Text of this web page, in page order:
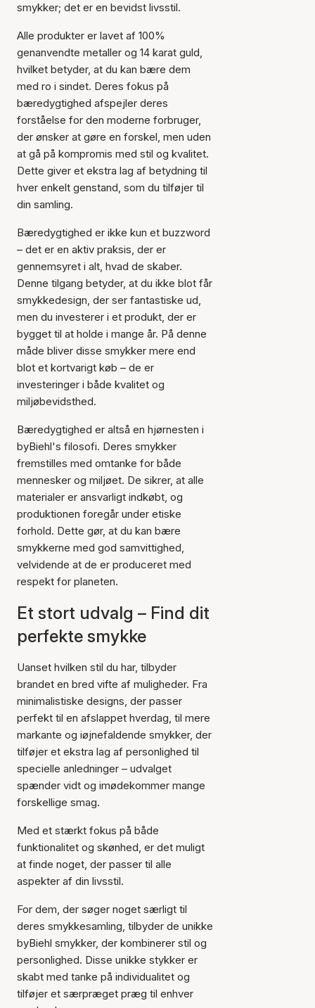
smykker; det er en bevidst livsstil.
Alle produkter er lavet af 100%
genanvendte metaller og 14 karat guld,
hvilket betyder, at du kan bære dem
med ro i sindet. Deres fokus på
bæredygtighed afspejler deres
forståelse for den moderne forbruger,
der ønsker at gøre en forskel, men uden
at gå på kompromis med stil og kvalitet.
Dette giver et ekstra lag af betydning til
hver enkelt genstand, som du tilføjer til
din samling.
Bæredygtighed er ikke kun et buzzword
– det er en aktiv praksis, der er
gennemsyret i alt, hvad de skaber.
Denne tilgang betyder, at du ikke blot får
smykkedesign, der ser fantastiske ud,
men du investerer i et produkt, der er
bygget til at holde i mange år. På denne
måde bliver disse smykker mere end
blot et kortvarigt køb – de er
investeringer i både kvalitet og
miljøbevidsthed.
Bæredygtighed er altså en hjørnesten i
byBiehl's filosofi. Deres smykker
fremstilles med omtanke for både
mennesker og miljøet. De sikrer, at alle
materialer er ansvarligt indkøbt, og
produktionen foregår under etiske
forhold. Dette gør, at du kan bære
smykkerne med god samvittighed,
velvidende at de er produceret med
respekt for planeten.
Et stort udvalg – Find dit
perfekte smykke
Uanset hvilken stil du har, tilbyder
brandet en bred vifte af muligheder. Fra
minimalistiske designs, der passer
perfekt til en afslappet hverdag, til mere
markante og iøjnefaldende smykker, der
tilføjer et ekstra lag af personlighed til
specielle anledninger – udvalget
spænder vidt og imødekommer mange
forskellige smag.
Med et stærkt fokus på både
funktionalitet og skønhed, er det muligt
at finde noget, der passer til alle
aspekter af din livsstil.
For dem, der søger noget særligt til
deres smykkesamling, tilbyder de unikke
byBiehl smykker, der kombinerer stil og
personlighed. Disse unikke stykker er
skabt med tanke på individualitet og
tilføjer et særpræget præg til enhver